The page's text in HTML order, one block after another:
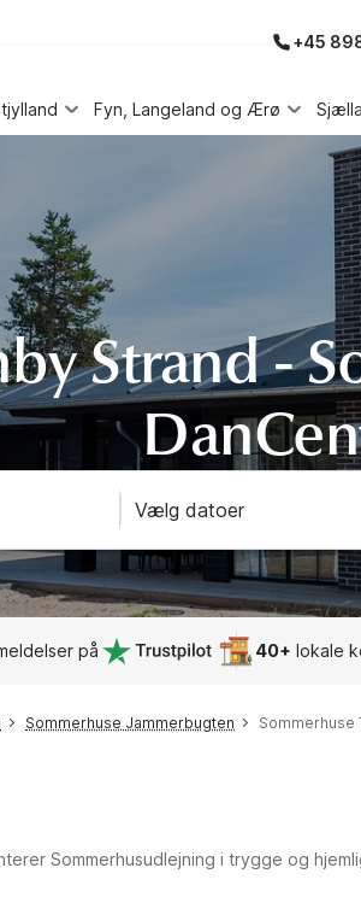
+45
Fyn, Langeland og Ærø
Strand -
Vælg datoer
på 40+ lokale
Sommerhuse Jammerbugten Sommerhuse
Sommerhusudlejning i trygge og